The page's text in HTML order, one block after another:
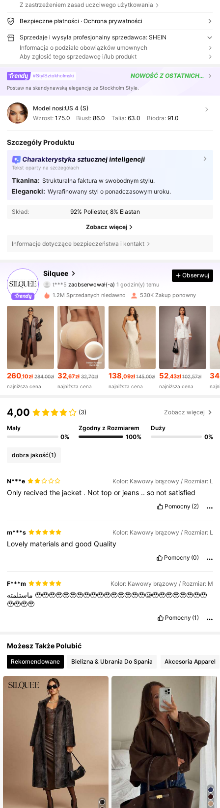
Z zastrzeżeniem zasad uczciwego użytkowania
Bezpieczne płatności · Ochrona prywatności
Sprzedaje i wysyła profesjonalny sprzedawca: SHEIN
Informacja o podziale obowiązków umownych
Aby zgłosić tego sprzedawcę i/lub produkt
#StylSztokholmski NOWOŚĆ Z OSTATNICH 4 DNI
Postaw na skandynawską elegancję ze Stockholm Style.
Model nosi:US 4 (S)
Wzrost: 175.0 Biust:86.0 Talia: 63.0 Biodra: 91.0
Szczegóły Produktu
Charakterystyka sztucznej inteligencji
Tekst oparty na szczegółach
Tkanina: Strukturalna faktura w swobodnym stylu.
Elegancki: Wyrafinowany styl o ponadczasowym uroku.
Skład: 92% Poliester, 8% Elastan
Zobacz więcej
Informacje dotyczące bezpieczeństwa i kontakt
Silquee
t***5zaobserwował(-a)
r***tprzegląda
4,81
4,81 763K Obserwujący
4,81 763K Obserwujący
4,81 763K Obserwujący
4,81 763K Obserwujący
4,81 763K Obserwujący
Obserwuj
1.2M Sprzedanych niedawno 530K Zakup ponowny
260,10zł 284,00zł
najniższa cena
32 ,67zł 32,70zł
najniższa cena
138 ,09zł145,00zł
najniższa cena
52,43zł102,57zł
najniższa cena
34
4,00 (3) Zobacz więcej
Mały
0%
Zgodny z Rozmiarem
100%
Duży
0%
dobra jakość(1)
N***e Kolor: Kawowy brązowy / Rozmiar: L
Only recivedthe jacket . Nottopor jeans ..so notsatisfied
Pomocny (2)
m***s Kolor: Kawowy brązowy / Rozmiar: L
Lovely materialsandgoodQuality
Pomocny (0)
F***m Kolor: Kawowy brązowy / Rozmiar: M
ماستلمته🥹🥹🥹🥹🥹🥹🥹🥹🥹🥹🥹🥹🥹🥹🥹🥹🥲🥹🥹🥹🥹🥹🥹🥹🥹
🥹🥹🥹🥹
Pomocny (1)
Możesz Także Polubić
Rekomendowane Bielizna & Ubrania Do Spania Akcesoria Apparel